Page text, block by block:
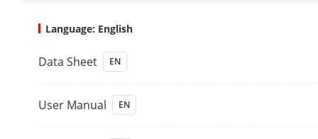
Language: English
Data Sheet EN
User Manual EN